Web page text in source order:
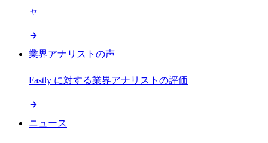
ャ
業界アナリストの声
Fastly に対する業界アナリストの評価
ニュース